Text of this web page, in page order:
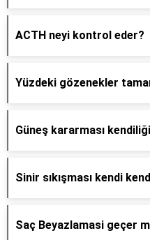
ACTH neyi kontrol eder?
Yüzdeki gözenekler
Güneş kararması
Sinir sıkışması kendi
Saç Beyazlamasi geçer